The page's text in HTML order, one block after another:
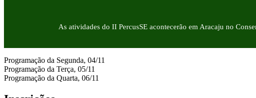
As atividades do II PercusSE acontecerão em Aracaju no
Programação da Segunda, 04/11
Programação da Terça, 05/11
Programação da Quarta, 06/11